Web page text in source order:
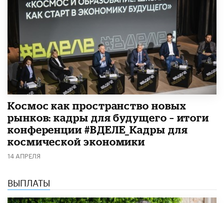
Космос как пространство новых
рынков: кадры для будущего – итоги
конференции #ВДЕЛЕ_Кадры для
космической экономики
14 АПРЕЛЯ
ВЫПЛАТЫ